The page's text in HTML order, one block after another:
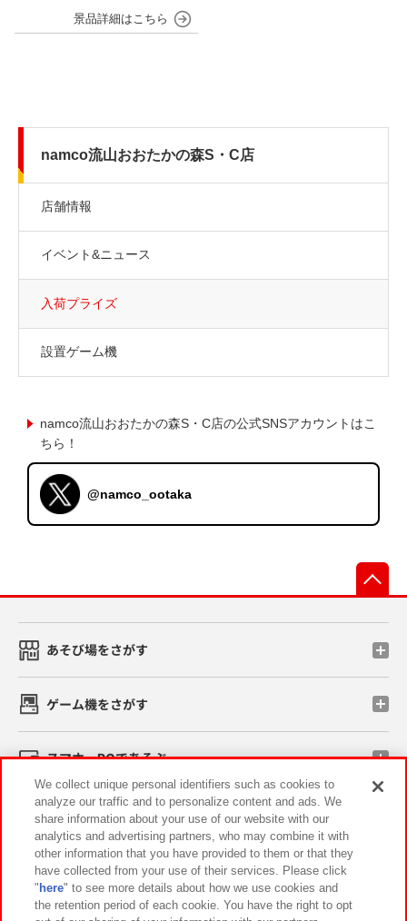
namco流山おおたかの森S・C店
店舗情報
イベント&ニュース
入荷プライズ
設置ゲーム機
namco流山おおたかの森S・C店の公式SNSアカウントはこ
ちら！
@namco_ootaka
あそび場をさがす
ゲーム機をさがす
スマホ・PCであそぶ
イベント・キャンペーン
関連会社 サステナビリティ サイトポリシー
We collect unique personal identifiers such as cookies to
analyze our traffic and to personalize content and ads. We
share information about your use of our website with our
analytics and advertising partners, who may combine it with
other information that you have provided to them or that they
have collected from your use of their services. Please click
" here" to see more details about how we use cookies and
the retention period of each cookie. You have the right to opt